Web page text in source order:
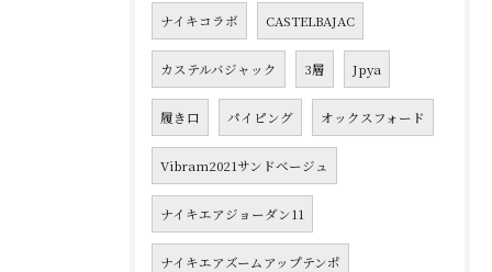
ナイキコラボ CASTELBAJAC
カステルバジャック 3層 Jpya
履き口 パイピング オックスフォード
Vibram2021サンドベージュ
ナイキエアジョーダン11
ナイキエアズームアップテンポ